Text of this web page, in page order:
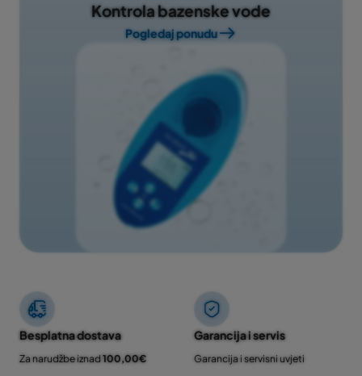
Kontrola bazenske vode
Pogledaj ponudu
Besplatna dostava
Za narudžbe iznad 100,00€
Garancija i servis
Garancija i servisni uvjeti